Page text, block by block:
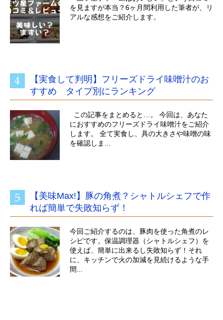
を見ますが本当？6ヶ月間利用した筆者が、リ
アルな感想をご紹介します。
【実食して判明】フリーズドライ味噌汁のお
すすめ タイプ別にランキング
この記事をまとめると…。 今回は、あなた
におすすめのフリーズドライ味噌汁をご紹介
します。 全て実食し、具の大きさや味噌の味
を確認しま...
【美味Max!】豚の角煮？シャトルシェフで作
れば簡単で失敗知らず！
今回ご紹介するのは、豚肉を使った角煮のレ
シピです。保温調理器（シャトルシェフ）を
使えば、簡単に出来るし失敗知らず！それ
に、キッチンで火の加減を見続けるような手
間...